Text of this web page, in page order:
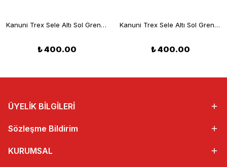
Kanuni Trex Sele Altı Sol Grenaj Kırmızı
₺ 400.00
Kanuni Trex Sele Altı Sol Grenaj Siyah
₺ 400.00
ÜYELİK BİLGİLERİ
Sözleşme Bildirim
KURUMSAL